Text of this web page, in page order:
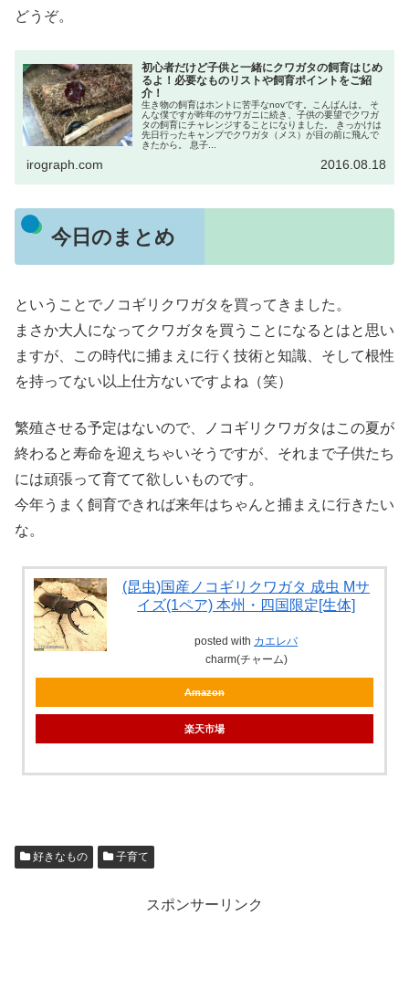
どうぞ。
初心者だけど子供と一緒にクワガタの飼育はじめ
るよ！必要なものリストや飼育ポイントをご紹
介！
生き物の飼育はホントに苦手なnovです。こんばんは。 そ
んな僕ですが昨年のサワガニに続き、子供の要望でクワガ
タの飼育にチャレンジすることになりました。 きっかけは
先日行ったキャンプでクワガタ（メス）が目の前に飛んで
きたから。 息子...
irograph.com 2016.08.18
今日のまとめ
ということでノコギリクワガタを買ってきました。
まさか大人になってクワガタを買うことになるとはと思い
ますが、この時代に捕まえに行く技術と知識、そして根性
を持ってない以上仕方ないですよね（笑）
繁殖させる予定はないので、ノコギリクワガタはこの夏が
終わると寿命を迎えちゃいそうですが、それまで子供たち
には頑張って育てて欲しいものです。
今年うまく飼育できれば来年はちゃんと捕まえに行きたい
な。
(昆虫)国産ノコギリクワガタ 成虫 Mサ
イズ(1ペア) 本州・四国限定[生体]
posted with カエレバ
charm(チャーム)
Amazon
楽天市場
好きなもの 子育て
スポンサーリンク